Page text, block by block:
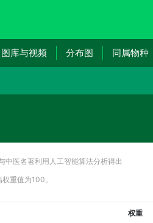
图库与视频 分布图 同属物种
中医名著利用人工智能算法分析得出
重值为100。
权重